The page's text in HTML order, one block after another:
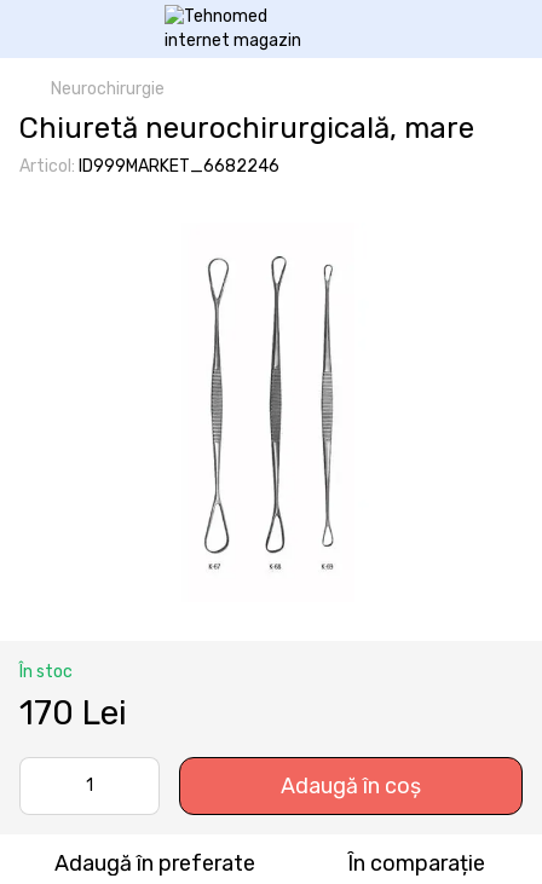
Neurochirurgie
Chiuretă neurochirurgicală, mare
Articol: ID999MARKET_6682246
În stoc
170 Lei
Adaugă în coș
Adaugă în preferate În comparație